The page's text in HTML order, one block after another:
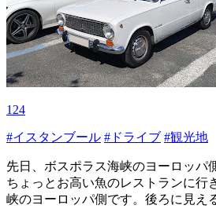
124
#イスタンブール #ドライブ #観光地
先日、ボスポラス海峡のヨーロッパ
ちょっとお高い魚のレストランに行
峡のヨーロッパ側です。後ろに見え